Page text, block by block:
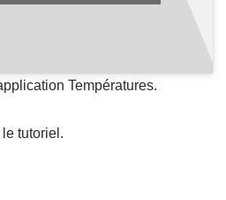
Températures.
tutoriel.